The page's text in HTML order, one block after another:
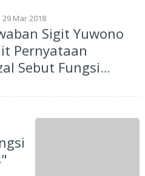
29 Mar 2018
Sigit Yuwono
Pernyataan
Sebut Fungsi
Dewan